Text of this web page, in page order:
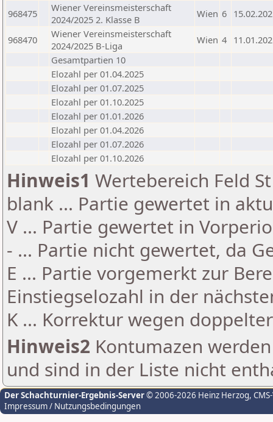
968475
Wiener Vereinsmeisterschaft
2024/2025 2. Klasse B
Wien 6
968470
Wiener Vereinsmeisterschaft
2024/2025 B-Liga
Wien 4
Gesamtpartien 10
Elozahl per 01.04.2025
Elozahl per 01.07.2025
Elozahl per 01.10.2025
Elozahl per 01.01.2026
Elozahl per 01.04.2026
Elozahl per 01.07.2026
Elozahl per 01.10.2026
Hinweis1 Wertebereich Feld
blank ... Partie gewertet in
V ... Partie gewertet in
- ... Partie nicht gewertet, da
E ... Partie vorgemerkt zur
Einstiegselozahl in der
K ... Korrektur wegen
Hinweis2 Kontumazen
und sind in der Liste nicht
Der Schachturnier-Ergebnis-Server© 2006-2026 Heinz Herzog,
Impressum / Nutzungsbedingungen